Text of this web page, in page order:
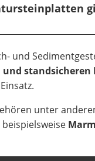
und
und standsicheren
unter